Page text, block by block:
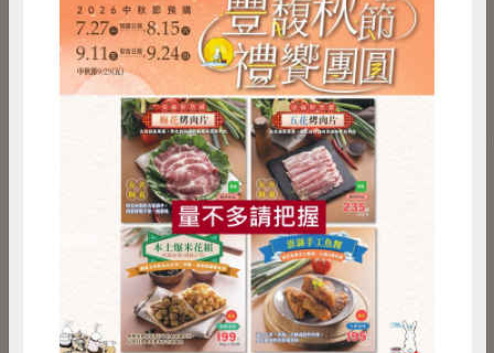
【保溫瓶&316不銹鋼餐具系
列】
RPET 食譜 減硝酸鹽
雞蛋 食安 共同購買